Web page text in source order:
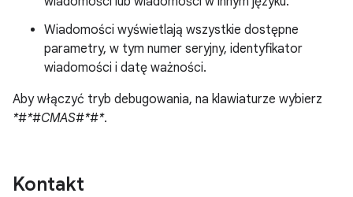
Wiadomości wyświetlają wszystkie dostępne
parametry, w tym numer seryjny, identyfikator
wiadomości i datę ważności.
Aby włączyć tryb debugowania, na klawiaturze wybierz
*#*#CMAS#*#*.
Kontakt